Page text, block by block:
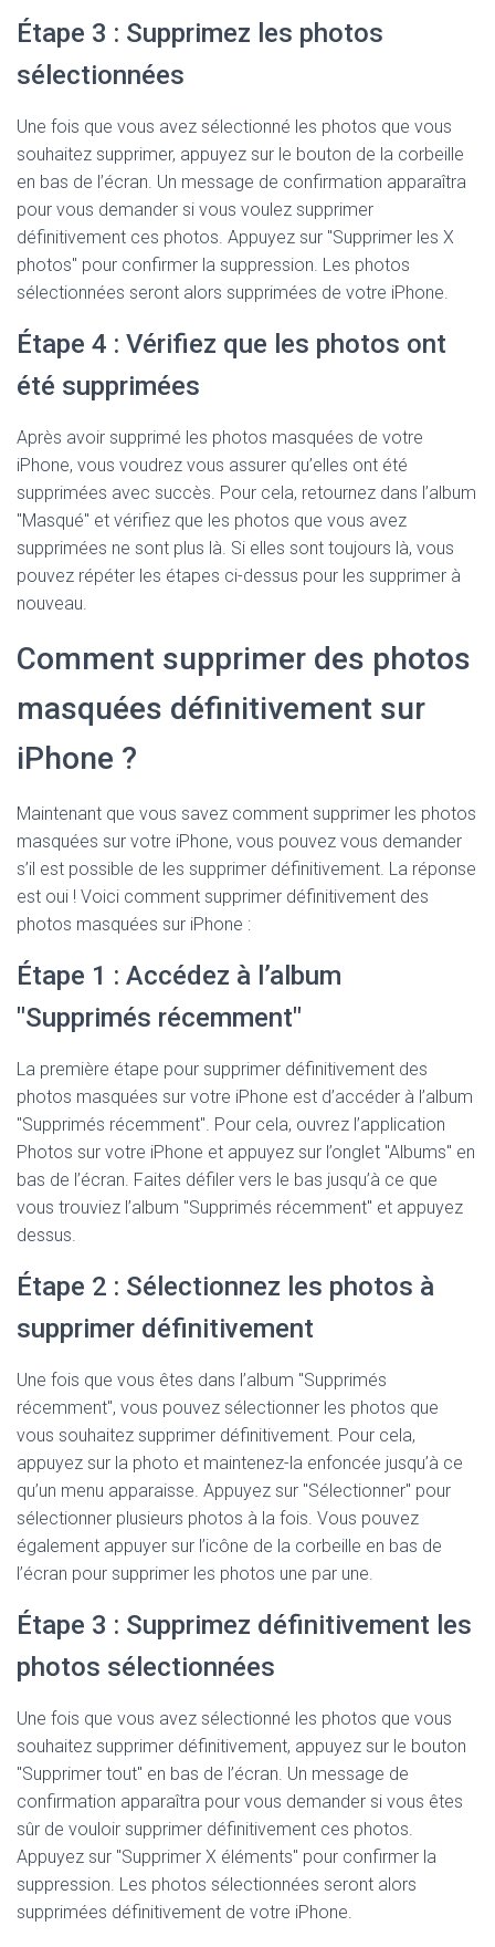
Étape 3 : Supprimez les photos
sélectionnées
Une fois que vous avez sélectionné les photos que vous
souhaitez supprimer, appuyez sur le bouton de la corbeille
en bas de l’écran. Un message de confirmation apparaîtra
pour vous demander si vous voulez supprimer
définitivement ces photos. Appuyez sur "Supprimer les X
photos" pour confirmer la suppression. Les photos
sélectionnées seront alors supprimées de votre iPhone.
Étape 4 : Vérifiez que les photos ont
été supprimées
Après avoir supprimé les photos masquées de votre
iPhone, vous voudrez vous assurer qu’elles ont été
supprimées avec succès. Pour cela, retournez dans l’album
"Masqué" et vérifiez que les photos que vous avez
supprimées ne sont plus là. Si elles sont toujours là, vous
pouvez répéter les étapes ci-dessus pour les supprimer à
nouveau.
Comment supprimer des photos
masquées définitivement sur
iPhone ?
Maintenant que vous savez comment supprimer les photos
masquées sur votre iPhone, vous pouvez vous demander
s’il est possible de les supprimer définitivement. La réponse
est oui ! Voici comment supprimer définitivement des
photos masquées sur iPhone :
Étape 1 : Accédez à l’album
"Supprimés récemment"
La première étape pour supprimer définitivement des
photos masquées sur votre iPhone est d’accéder à l’album
"Supprimés récemment". Pour cela, ouvrez l’application
Photos sur votre iPhone et appuyez sur l’onglet "Albums" en
bas de l’écran. Faites défiler vers le bas jusqu’à ce que
vous trouviez l’album "Supprimés récemment" et appuyez
dessus.
Étape 2 : Sélectionnez les photos à
supprimer définitivement
Une fois que vous êtes dans l’album "Supprimés
récemment", vous pouvez sélectionner les photos que
vous souhaitez supprimer définitivement. Pour cela,
appuyez sur la photo et maintenez-la enfoncée jusqu’à ce
qu’un menu apparaisse. Appuyez sur "Sélectionner" pour
sélectionner plusieurs photos à la fois. Vous pouvez
également appuyer sur l’icône de la corbeille en bas de
l’écran pour supprimer les photos une par une.
Étape 3 : Supprimez définitivement les
photos sélectionnées
Une fois que vous avez sélectionné les photos que vous
souhaitez supprimer définitivement, appuyez sur le bouton
"Supprimer tout" en bas de l’écran. Un message de
confirmation apparaîtra pour vous demander si vous êtes
sûr de vouloir supprimer définitivement ces photos.
Appuyez sur "Supprimer X éléments" pour confirmer la
suppression. Les photos sélectionnées seront alors
supprimées définitivement de votre iPhone.